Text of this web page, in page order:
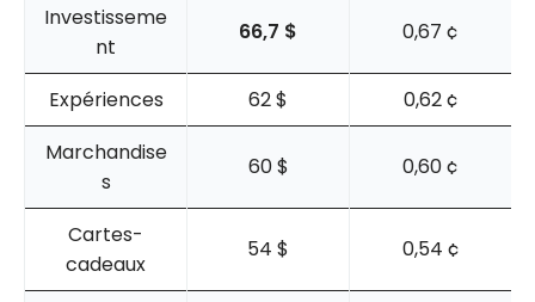
Investisseme
nt
66,7 $ 0,67 ¢
Expériences 62 $
0,62 ¢
Marchandise
s
60 $ 0,60 ¢
Cartes-
cadeaux
54 $ 0,54 ¢